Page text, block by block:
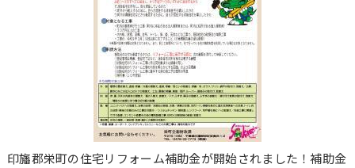
印旛郡栄町の住宅リフォーム補助金が開始されました！補助金